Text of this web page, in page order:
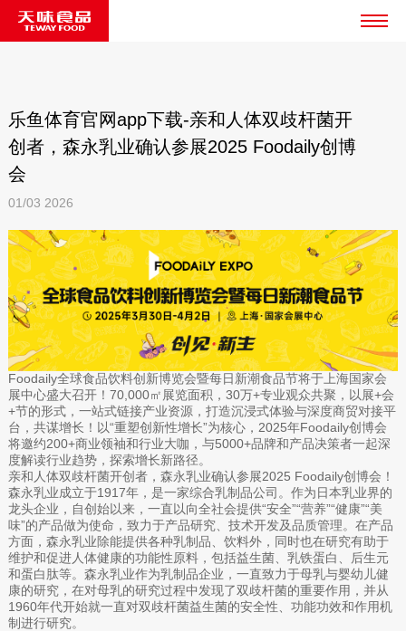
乐鱼体育官网app下载-亲和人体双歧杆菌开
创者，森永乳业确认参展2025 Foodaily创博
会
01/03 2026
Foodaily全球食品饮料创新博览会暨每日新潮食品节将于上海国家会
展中心盛大召开！70,000㎡展览面积，30万+专业观众共聚，以展+会
+节的形式，一站式链接产业资源，打造沉浸式体验与深度商贸对接平
台，共谋增长！以“重塑创新性增长”为核心，2025年Foodaily创博会
将邀约200+商业领袖和行业大咖，与5000+品牌和产品决策者一起深
度解读行业趋势，探索增长新路径。
亲和人体双歧杆菌开创者，森永乳业确认参展2025 Foodaily创博会！
森永乳业成立于1917年，是一家综合乳制品公司。作为日本乳业界的
龙头企业，自创始以来，一直以向全社会提供“安全”“营养”“健康”“美
味”的产品做为使命，致力于产品研究、技术开发及品质管理。在产品
方面，森永乳业除能提供各种乳制品、饮料外，同时也在研究有助于
维护和促进人体健康的功能性原料，包括益生菌、乳铁蛋白、后生元
和蛋白肽等。森永乳业作为乳制品企业，一直致力于母乳与婴幼儿健
康的研究，在对母乳的研究过程中发现了双歧杆菌的重要作用，并从
1960年代开始就一直对双歧杆菌益生菌的安全性、功能功效和作用机
制进行研究。